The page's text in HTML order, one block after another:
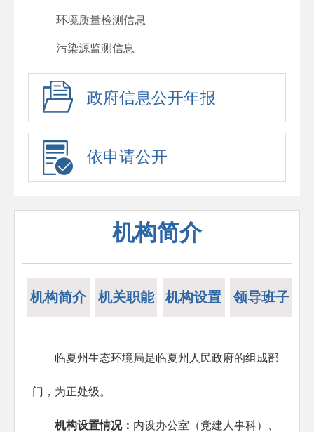
环境质量检测信息
污染源监测信息
政府信息公开年报
依申请公开
机构简介
机构简介 机关职能 机构设置 领导班子
临夏州生态环境局是临夏州人民政府的组成部
门，为正处级。
机构设置情况： 内设办公室 （党建人事科）、